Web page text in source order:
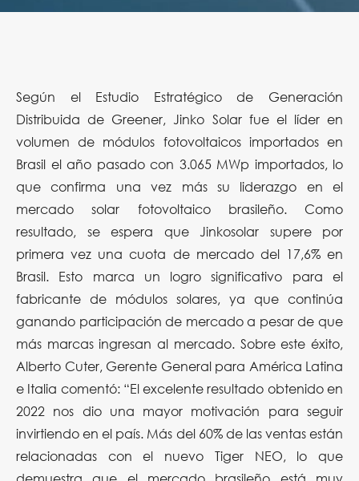
Según el Estudio Estratégico de Generación
Distribuida de Greener, Jinko Solar fue el líder en
volumen de módulos fotovoltaicos importados en
Brasil el año pasado con 3.065 MWp importados, lo
que confirma una vez más su liderazgo en el
mercado solar fotovoltaico brasileño. Como
resultado, se espera que Jinkosolar supere por
primera vez una cuota de mercado del 17,6% en
Brasil. Esto marca un logro significativo para el
fabricante de módulos solares, ya que continúa
ganando participación de mercado a pesar de que
más marcas ingresan al mercado. Sobre este éxito,
Alberto Cuter, Gerente General para América Latina
e Italia comentó: “El excelente resultado obtenido en
2022 nos dio una mayor motivación para seguir
invirtiendo en el país. Más del 60% de las ventas están
relacionadas con el nuevo Tiger NEO, lo que